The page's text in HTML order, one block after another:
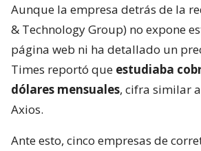
Aunque la empresa detrás de la
& Technology Group) no expone
página web ni ha detallado un
Times reportó que estudiaba
dólares mensuales, cifra similar
Axios.
Ante esto, cinco empresas de